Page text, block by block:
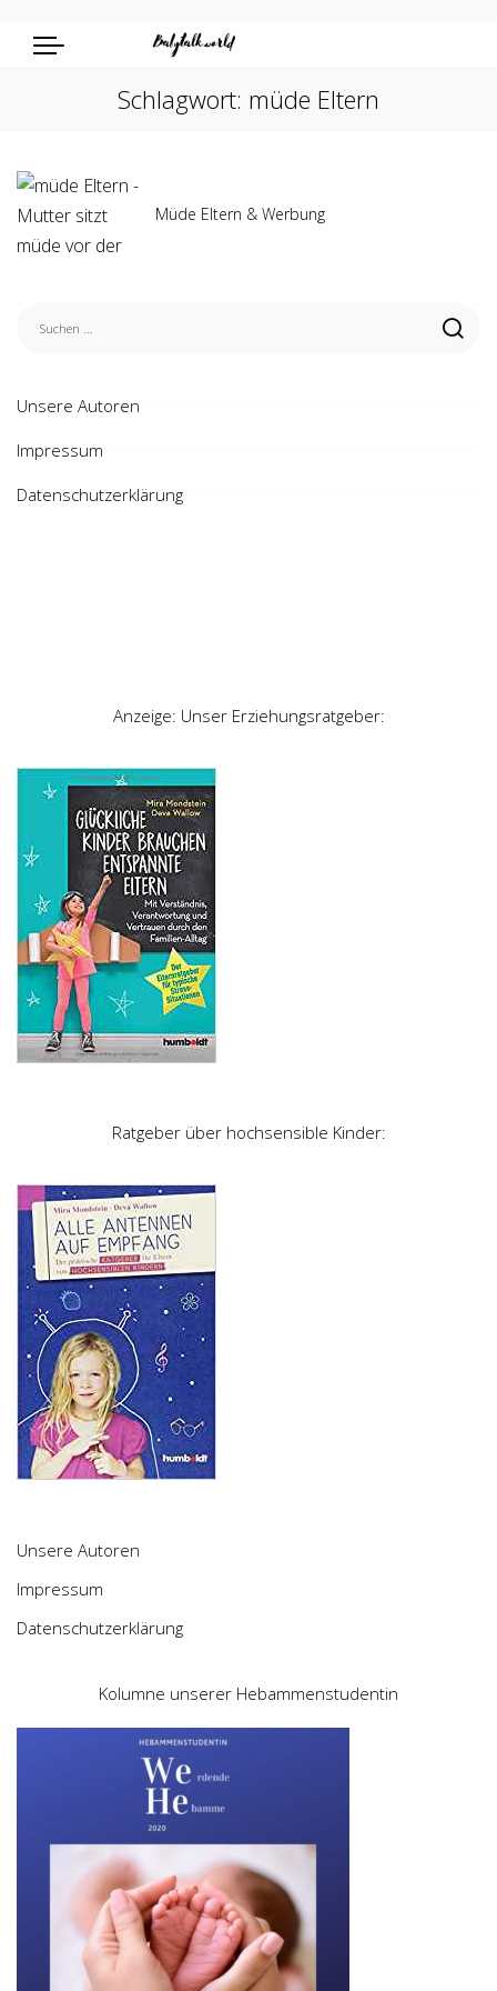
Schlagwort: müde Eltern
Müde Eltern & Werbung
Unsere Autoren
Impressum
Datenschutzerklärung
Anzeige: Unser Erziehungsratgeber:
Ratgeber über hochsensible Kinder:
Unsere Autoren
Impressum
Datenschutzerklärung
Kolumne unserer Hebammenstudentin